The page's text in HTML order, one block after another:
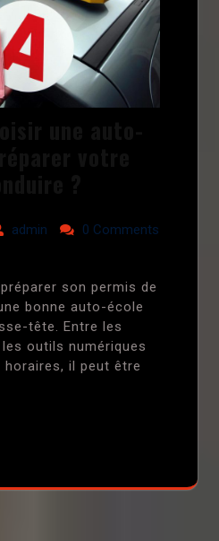
admin
0 Comments
son permis de
bonne auto-école
tête. Entre les
outils numériques
il peut être